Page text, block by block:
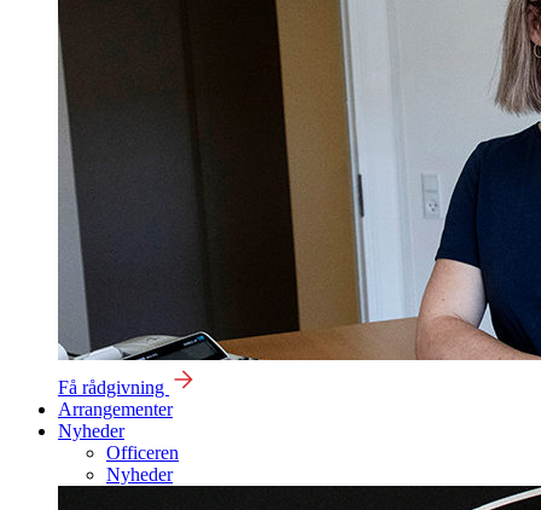
Få rådgivning
Arrangementer
Nyheder
Officeren
Nyheder